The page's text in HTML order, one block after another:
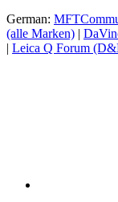
German:
(alle Marken) |
| Leica Q Forum